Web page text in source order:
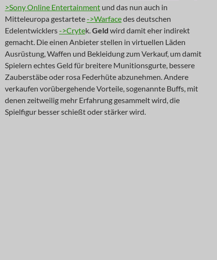
>Sony Online Entertainment und das nun auch in
Mitteleuropa gestartete->Warfacedes deutschen
Edelentwicklers->Crytek.Geld wird damit eher indirekt
gemacht. Die einen Anbieter stellen in virtuellen Läden
Ausrüstung, Waffen und Bekleidung zum Verkauf, um damit
Spielern echtes Geld für breitere Munitionsgurte, bessere
Zauberstäbe oder rosa Federhüte abzunehmen. Andere
verkaufen vorübergehende Vorteile, sogenannte Buffs, mit
denen zeitweilig mehr Erfahrung gesammelt wird, die
Spielfigur besser schießt oder stärker wird.